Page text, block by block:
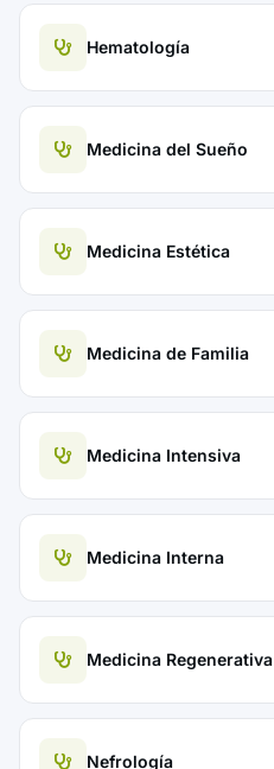
Hematología
Medicina del Sueño
Medicina Estética
Medicina de Familia
Medicina Intensiva
Medicina Interna
Medicina Regenerativa
Nefrología